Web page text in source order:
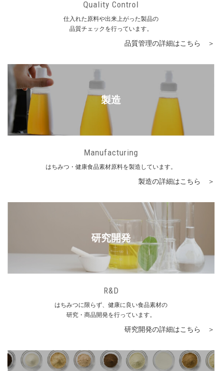
Quality Control
仕入れた原料や出来上がった製品の
品質チェックを行っています。
品質管理の詳細はこちら ＞
製造
Manufacturing
はちみつ・健康食品素材原料を製造しています。
製造の詳細はこちら ＞
研究開発
R&D
はちみつに限らず、健康に良い食品素材の
研究・商品開発を行っています。
研究開発の詳細はこちら ＞